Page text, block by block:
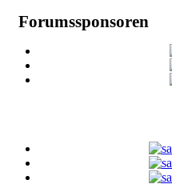
Forumssponsoren